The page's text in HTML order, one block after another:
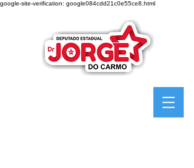
google-site-verification: google084cdd21c0e55ce8.html